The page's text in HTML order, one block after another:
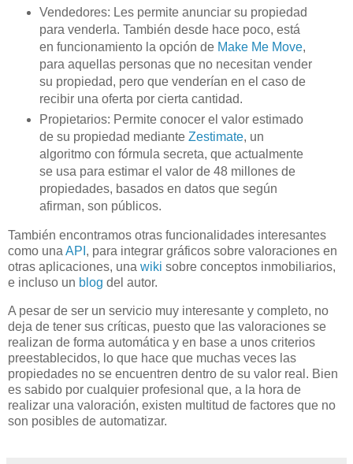
Vendedores: Les permite anunciar su propiedad
para venderla. También desde hace poco, está
en funcionamiento la opción de MakeMe Move,
para aquellas personas que no necesitan vender
su propiedad, pero que venderían en el caso de
recibir una oferta por cierta cantidad.
Propietarios: Permite conocer el valor estimado
de su propiedad mediante Zestimate, un
algoritmo con fórmula secreta, que actualmente
se usa para estimar el valor de 48 millones de
propiedades, basados en datos que según
afirman, son públicos.
También encontramos otras funcionalidades interesantes
como una API , para integrar gráficos sobre valoraciones en
otras aplicaciones, una wiki sobre conceptos inmobiliarios,
e incluso un blog del autor.
A pesar de ser un servicio muy interesante y completo, no
deja de tener sus críticas, puesto que las valoraciones se
realizan de forma automática y en base a unos criterios
preestablecidos, lo que hace que muchas veces las
propiedades no se encuentren dentro de su valor real. Bien
es sabido por cualquier profesional que, a la hora de
realizar una valoración, existen multitud de factores que no
son posibles de automatizar.